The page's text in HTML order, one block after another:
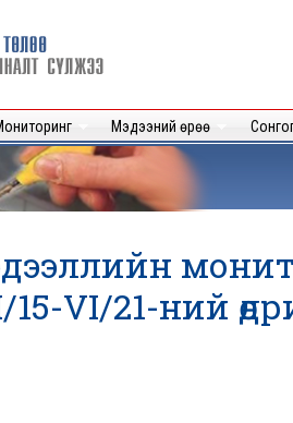
Мэдээний өрөө
VI/21-ний